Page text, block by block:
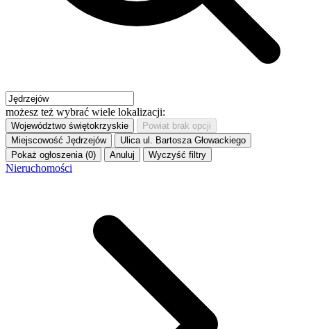
możesz też wybrać wiele lokalizacji:
Województwo świętokrzyskie Powiat brak opcji
Miejscowość Jędrzejów Ulica ul. Bartosza Głowackiego
Pokaż ogłoszenia (0)
Anuluj Wyczyść filtry
Nieruchomości